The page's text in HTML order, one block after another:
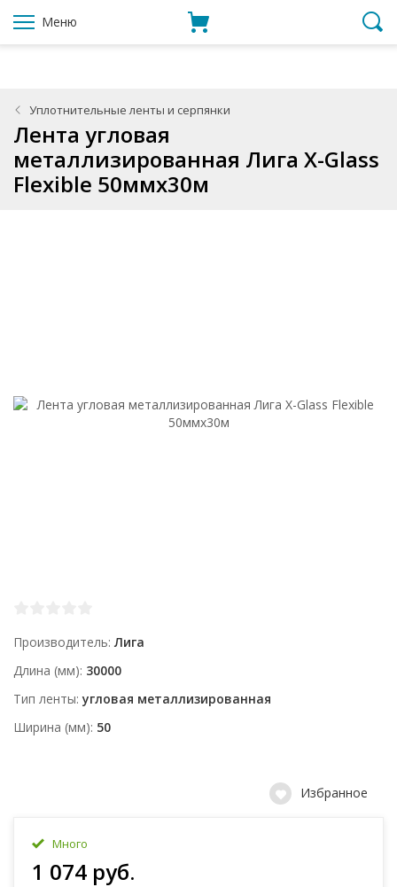
Меню
Уплотнительные ленты и серпянки
Лента угловая
металлизированная Лига X-Glass
Flexible 50ммx30м
Производитель Лига
Длина (мм) 30000
Тип ленты угловая металлизированная
Ширина (мм) 50
Избранное
Много
1 074 руб.